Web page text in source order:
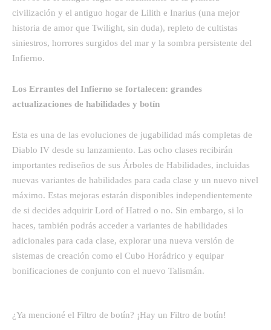
civilización y el antiguo hogar de Lilith e Inarius (una mejor
historia de amor que Twilight, sin duda), repleto de cultistas
siniestros, horrores surgidos del mar y la sombra persistente del
Infierno.
Los Errantes del Infierno se fortalecen: grandes
actualizaciones de habilidades y botín
Esta es una de las evoluciones de jugabilidad más completas de
Diablo IV desde su lanzamiento. Las ocho clases recibirán
importantes rediseños de sus Árboles de Habilidades, incluidas
nuevas variantes de habilidades para cada clase y un nuevo nivel
máximo. Estas mejoras estarán disponibles independientemente
de si decides adquirir Lord of Hatred o no. Sin embargo, si lo
haces, también podrás acceder a variantes de habilidades
adicionales para cada clase, explorar una nueva versión de
sistemas de creación como el Cubo Horádrico y equipar
bonificaciones de conjunto con el nuevo Talismán.
¿Ya mencioné el Filtro de botín? ¡Hay un Filtro de botín!